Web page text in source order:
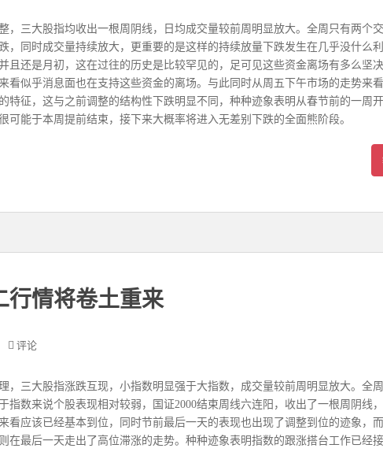
，三大股指均收出一根周阴线，日均成交量较前周明显放大。全周只有两个
，同时成交量持续放大，更重要的是这样的持续放量下跌发生在几乎没什么
且还是月初，这在过往的历史是比较罕见的，足可见这些资金离场有多么坚
看似乎消息面也在支持这些资金的离场。与此同时从周五下午市场的走势来
特征，这与之前调整的结构性下跌明显不同，种种迹象表明从春节前的一周
可能于本周提前结束，接下来大概率将进入无差别下跌的全面熊阶段。
行情将卷土重来
评论
，三大股指涨跌互现，小指数明显强于大指数，成交量较前周明显放大。全
指数来说个股表现相对较弱，国证2000结束周线六连阳，收出了一根周阴线
看应该已经基本到位，同时节前最后一天的表现也出现了调整到位的迹象，
在最后一天走出了高位滞涨的走势。种种迹象表明指数的跟涨搭台工作已经接